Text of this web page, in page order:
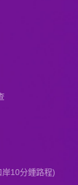
10分鍾路程)